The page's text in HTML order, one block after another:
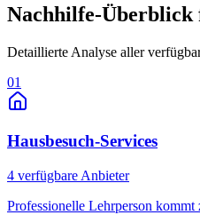
Nachhilfe-Überblick
Detaillierte Analyse aller
01
Hausbesuch-Services
4 verfügbare Anbieter
Professionelle Lehrperson